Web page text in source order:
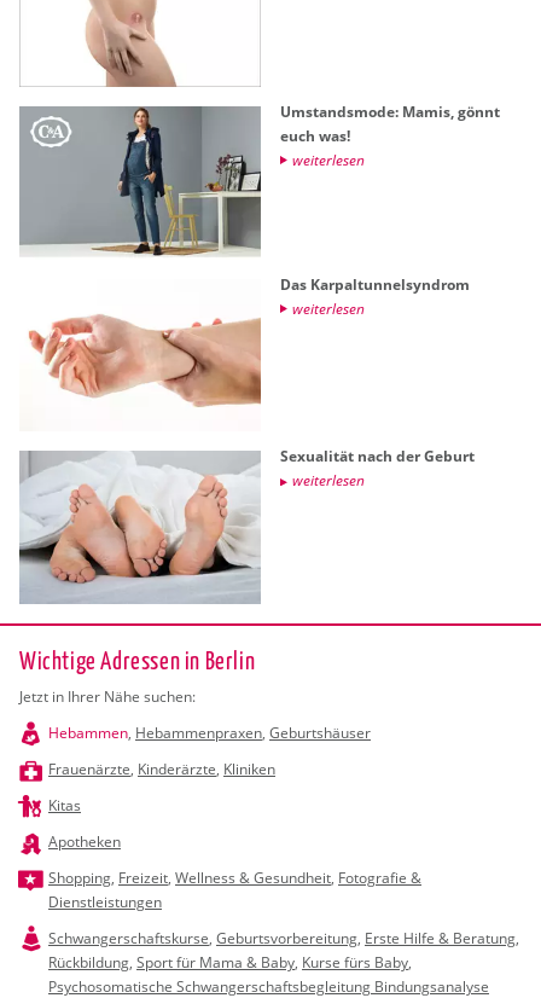
Um­stands­mo­de: Mamis, gönnt
euch was!
wei­ter­le­sen
Das Kar­pal­tun­nel­syn­drom
wei­ter­le­sen
Se­xua­li­tät nach der Ge­burt
wei­ter­le­sen
Wichtige Adressen in Berlin
Jetzt in Ihrer Nähe suchen:
Hebammen, Hebammenpraxen, Geburtshäuser
Frauenärzte, Kinderärzte, Kliniken
Kitas
Apotheken
Shopping, Freizeit, Wellness & Gesundheit, Fotografie &
Dienstleistungen
Schwangerschaftskurse, Geburtsvorbereitung, Erste Hilfe & Beratung,
Rückbildung, Sport für Mama & Baby, Kurse fürs Baby,
Psychosomatische Schwangerschaftsbegleitung Bindungsanalyse